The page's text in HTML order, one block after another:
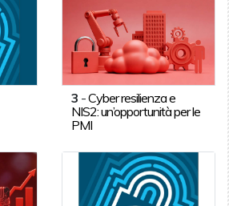
3 -Cyber resilienza e
NIS2: un’opportunità per le
PMI